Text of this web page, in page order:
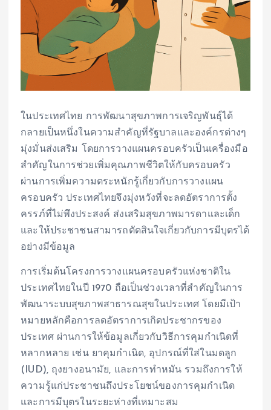
ในประเทศไทย การพัฒนาสุขภาพการเจริญพันธุ์ได้
กลายเป็นหนึ่งในความสำคัญที่รัฐบาลและองค์กรต่างๆ
มุ่งมั่นส่งเสริม โดยการวางแผนครอบครัวเป็นเครื่องมือ
สำคัญในการช่วยเพิ่มคุณภาพชีวิตให้กับครอบครัว
ผ่านการเพิ่มความตระหนักรู้เกี่ยวกับการวางแผน
ครอบครัว ประเทศไทยจึงมุ่งหวังที่จะลดอัตราการตั้ง
ครรภ์ที่ไม่พึงประสงค์ ส่งเสริมสุขภาพมารดาและเด็ก
และให้ประชาชนสามารถตัดสินใจเกี่ยวกับการมีบุตรได้
อย่างมีข้อมูล
การเริ่มต้นโครงการวางแผนครอบครัวแห่งชาติใน
ประเทศไทยในปี 1970 ถือเป็นช่วงเวลาที่สำคัญในการ
พัฒนาระบบสุขภาพสาธารณสุขในประเทศ โดยมีเป้า
หมายหลักคือการลดอัตราการเกิดประชากรของ
ประเทศ ผ่านการให้ข้อมูลเกี่ยวกับวิธีการคุมกำเนิดที่
หลากหลาย เช่น ยาคุมกำเนิด, อุปกรณ์ที่ใส่ในมดลูก
(IUD), ถุงยางอนามัย, และการทำหมัน รวมถึงการให้
ความรู้แก่ประชาชนถึงประโยชน์ของการคุมกำเนิด
และการมีบุตรในระยะห่างที่เหมาะสม